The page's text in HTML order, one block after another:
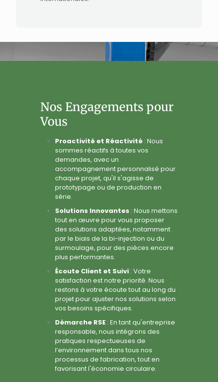
Nos Engagements pour
Vous
Proactivité et Réactivité : Nous
sommes réactifs à toutes vos
demandes, avec un
accompagnement personnalisé pour
chaque projet, qu'il s'agisse de
prototypage ou de production en
série.
Solutions Innovantes : Nous mettons
tout en œuvre pour vous proposer
des solutions adaptées, notamment
par le biais de la bi-injection ou du
surmoulage, pour des pièces encore
plus performantes.
Écoute Client et Suivi : Votre
satisfaction est notre priorité. Nous
restons à votre écoute tout au long du
projet pour ajuster nos solutions selon
vos besoins spécifiques.
Démarche RSE : En tant qu'entreprise
responsable, nous intégrons des
pratiques respectueuses de
l’environnement dans tous nos
processus de fabrication, tout en
favorisant l'économie circulaire.